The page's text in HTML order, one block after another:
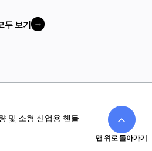
두 보기
및 소형 산업용 핸들
맨 위로 돌아가기